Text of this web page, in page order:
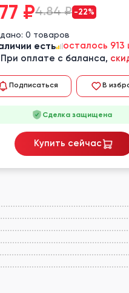
₽4.84 ₽ -22%
0 товаров
есть
осталось 913
При оплате с баланса,
Подписаться В
Сделка защищена
Купить сейчас